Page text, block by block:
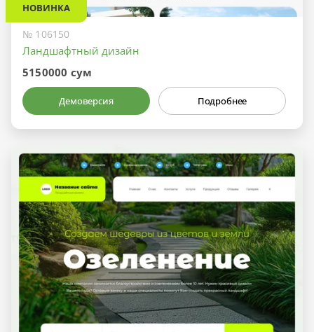
НОВИНКА
№ 106150
Ландшафтный дизайн
5150000 сум
Демоверсия Подробнее